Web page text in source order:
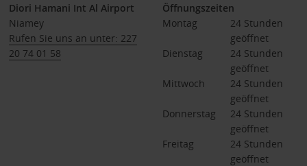
Diori Hamani Int Al Airport
Niamey
Rufen Sie uns an unter: 227
20 74 01 58
Öffnungszeiten
Montag
24 Stunden
geöffnet
Dienstag
24 Stunden
geöffnet
Mittwoch
24 Stunden
geöffnet
Donnerstag
24 Stunden
geöffnet
Freitag
24 Stunden
geöffnet